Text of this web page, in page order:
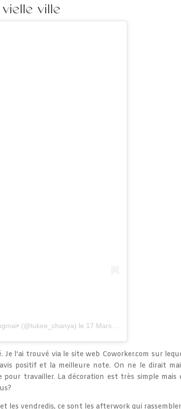
ville
(@tukee_chanya) le 17 Mars 2020 à 8 :37 PDT
Je l’ai trouvé via le site web Coworker.com sur
positif et la meilleure note. On ne le dirait
pour travailler. La décoration est très simple
les vendredis, ce sont les afterwork qui